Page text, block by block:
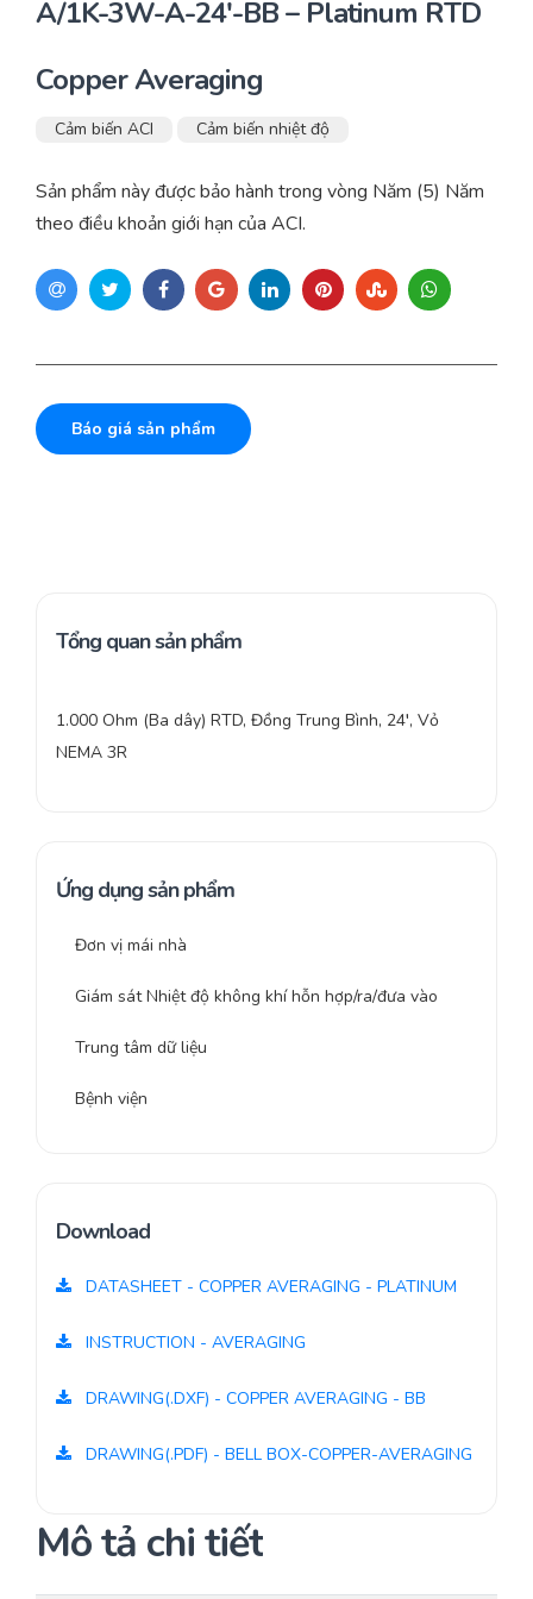
A/1K-3W-A-24′-BB – Platinum RTD
Copper Averaging
Cảm biến ACI Cảm biến nhiệt độ
Sản phẩm này được bảo hành trong vòng Năm (5) Năm
theo điều khoản giới hạn của ACI.
Báo giá sản phẩm
Tổng quan sản phẩm
1.000 Ohm (Ba dây) RTD, Đồng Trung Bình, 24′, Vỏ
NEMA 3R
Ứng dụng sản phẩm
Đơn vị mái nhà
Giám sát Nhiệt độ không khí hỗn hợp/ra/đưa vào
Trung tâm dữ liệu
Bệnh viện
Download
DATASHEET - COPPER AVERAGING - PLATINUM
INSTRUCTION - AVERAGING
DRAWING(.DXF) - COPPER AVERAGING - BB
DRAWING(.PDF) - BELL BOX-COPPER-AVERAGING
Mô tả chi tiết